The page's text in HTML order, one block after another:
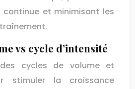
continue et minimisant les
vs cycle d’intensité
cycles de volume et
stimuler la croissance